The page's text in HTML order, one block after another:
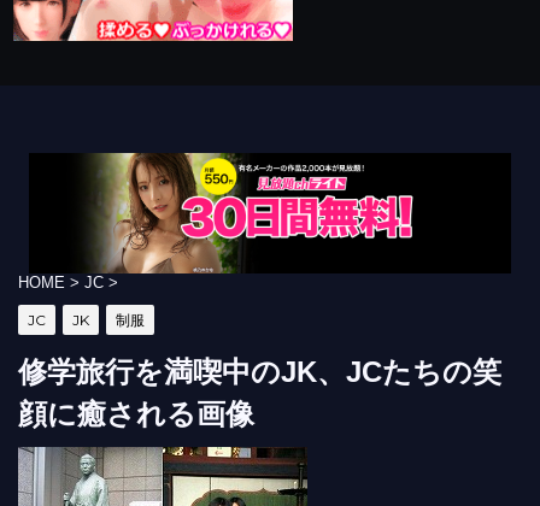
HOME > JC >
JC JK 制服
修学旅行を満喫中のJK、JCたちの笑
顔に癒される画像